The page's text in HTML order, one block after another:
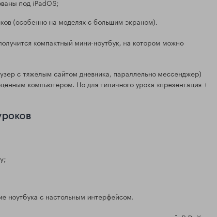
под iPadOS;
(особенно на моделях с большим экраном).
компактный мини-ноутбук, на котором можно
с тяжёлым сайтом дневника, параллельно мессенджер)
компьютером. Но для типичного урока «презентация +
ноутбука с настольным интерфейсом.